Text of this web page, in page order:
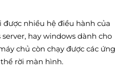
được nhiều hệ điều hành của
hay windows dành cho
chủ còn chạy được các ứng
rời màn hình.